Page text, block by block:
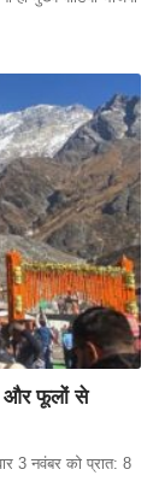
और फूलों से
3 नवंबर को प्रात: 8